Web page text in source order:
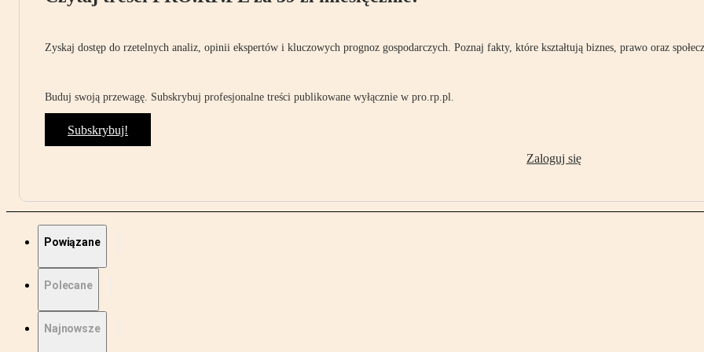
Zyskaj dostęp do rzetelnych analiz, opinii ekspertów i kluczowych prognoz gospodarczych. Poznaj fakty, które kształtują biznes, prawo oraz
Buduj swoją przewagę. Subskrybuj profesjonalne treści publikowane wyłącznie w pro.rp.pl.
Subskrybuj!
Zaloguj się
Powiązane
Polecane
Najnowsze